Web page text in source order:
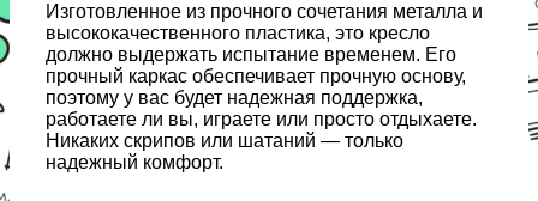
Изготовленное из прочного сочетания металла и
высококачественного пластика, это кресло
должно выдержать испытание временем. Его
прочный каркас обеспечивает прочную основу,
поэтому у вас будет надежная поддержка,
работаете ли вы, играете или просто отдыхаете.
Никаких скрипов или шатаний — только
надежный комфорт.